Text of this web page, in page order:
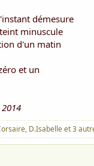
démesure
minuscule
d'un matin
et un
, D.Isabelleet 3